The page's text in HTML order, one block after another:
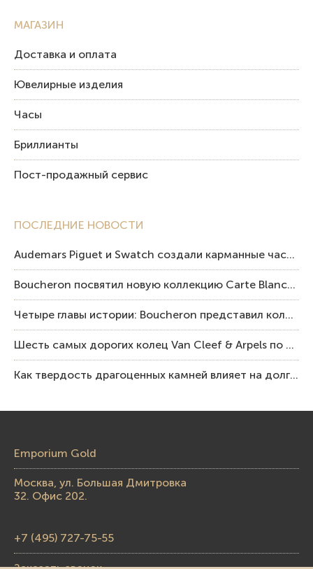
ПОСЛЕДНИЕ НОВОСТИ
Audemars Piguet и Swatch создали карманные часы в эстетике Royal Oak и Pop Art
Boucheron посвятил новую коллекцию Carte Blanche Human Being человеку и силе мастерства
Четыре главы истории: Boucheron представил коллекцию «Nom: Boucheron, Prénom: Frédéric»
Шесть самых дорогих колец Van Cleef & Arpels по итогам аукционов Sotheby’s
Как твердость драгоценных камней влияет на долговечность ювелирных изделий
МАГАЗИН
Доставка и оплата
Ювелирные изделия
Часы
Бриллианты
Пост-продажный сервис
Emporium Gold
Москва, ул. Большая Дмитровка
32. Офис 202.
+7 (495) 727-75-55